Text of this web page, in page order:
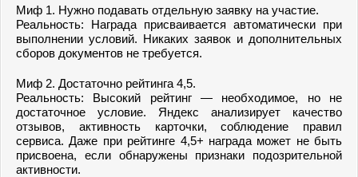
Миф 1. Нужно подавать отдельную заявку на участие.
Реальность: Награда присваивается автоматически при
выполнении условий. Никаких заявок и дополнительных
сборов документов не требуется.
Миф 2. Достаточно рейтинга 4,5.
Реальность: Высокий рейтинг — необходимое, но не
достаточное условие. Яндекс анализирует качество
отзывов, активность карточки, соблюдение правил
сервиса. Даже при рейтинге 4,5+ награда может не быть
присвоена, если обнаружены признаки подозрительной
активности.